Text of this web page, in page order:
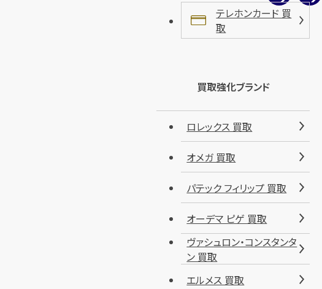
テレホンカード 買
取
買取強化ブランド
ロレックス 買取
オメガ 買取
パテック フィリップ 買取
オーデマ ピゲ 買取
ヴァシュロン・コンスタンタ
ン 買取
エルメス 買取